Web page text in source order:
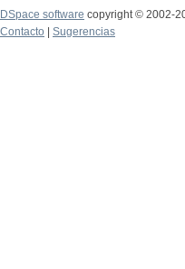
DSpace software copyright © 2002-
Contacto
Sugerencias